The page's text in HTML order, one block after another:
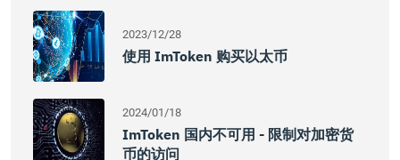
2023/12/28
使用 ImToken 购买以太币
2024/01/18
ImToken 国内不可用 - 限制对加密货
币的访问